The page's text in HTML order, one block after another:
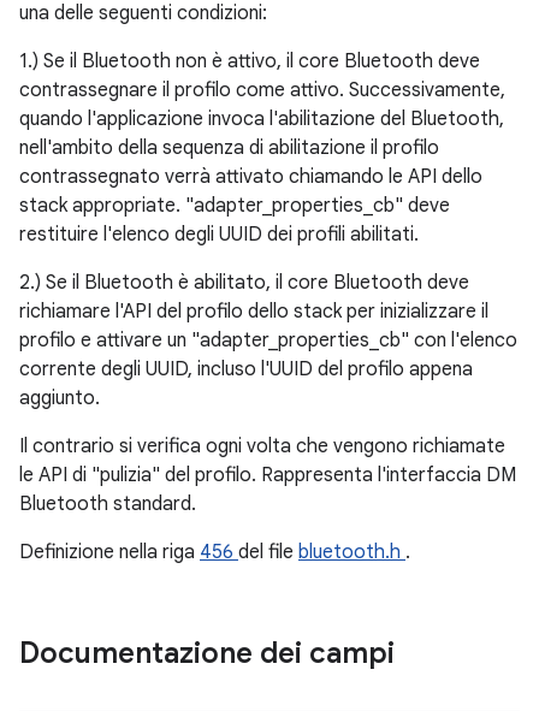
una delle seguenti condizioni:
1.) Se il Bluetooth non è attivo, il core Bluetooth deve
contrassegnare il profilo come attivo. Successivamente,
quando l'applicazione invoca l'abilitazione del Bluetooth,
nell'ambito della sequenza di abilitazione il profilo
contrassegnato verrà attivato chiamando le API dello
stack appropriate. "adapter_properties_cb" deve
restituire l'elenco degli UUID dei profili abilitati.
2.) Se il Bluetooth è abilitato, il core Bluetooth deve
richiamare l'API del profilo dello stack per inizializzare il
profilo e attivare un "adapter_properties_cb" con l'elenco
corrente degli UUID, incluso l'UUID del profilo appena
aggiunto.
Il contrario si verifica ogni volta che vengono richiamate
le API di "pulizia" del profilo. Rappresenta l'interfaccia DM
Bluetooth standard.
Definizione nella riga 456 del file bluetooth.h .
Documentazione dei campi